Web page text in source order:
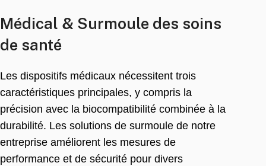
Médical & Surmoule des soins
de santé
Les dispositifs médicaux nécessitent trois
caractéristiques principales, y compris la
précision avec la biocompatibilité combinée à la
durabilité. Les solutions de surmoule de notre
entreprise améliorent les mesures de
performance et de sécurité pour divers